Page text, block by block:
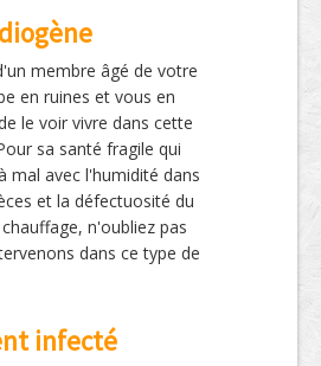
membre âgé de votre
en ruines et vous en
le voir vivre dans cette
sa santé fragile qui
mal avec l'humidité dans
et la défectuosité du
n'oubliez pas
dans ce type de
infecté